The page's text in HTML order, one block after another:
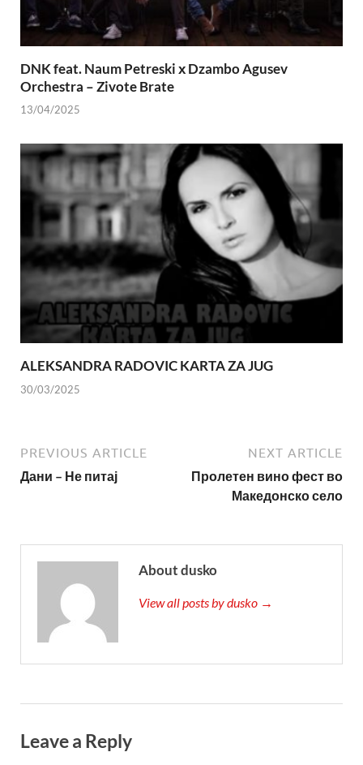
DNK feat. Naum Petreski х Dzambo Agusev
Orchestra – Zivote Brate
13/04/2025
ALEKSANDRA RADOVIC KARTA ZA JUG
30/03/2025
PREVIOUS ARTICLE
Дани – Не питај
NEXT ARTICLE
Пролетен вино фест во
Македонско село
About dusko
View all posts by dusko →
Leave a Reply